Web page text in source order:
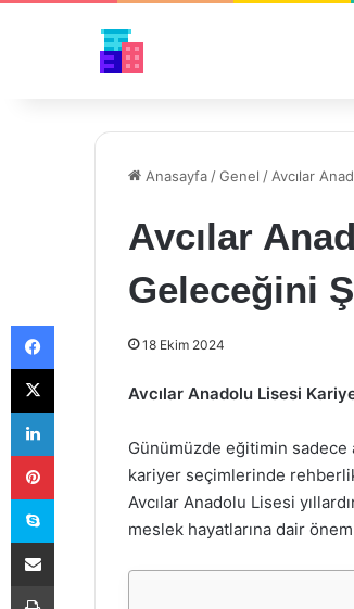
Anasayfa /Genel / Avcılar
Avcılar
Geleceğini
18 Ekim 2024
Avcılar Anadolu Lisesi
Günümüzde eğitimin sadece
kariyer seçimlerinde
Avcılar Anadolu Lisesi
meslek hayatlarına dair
Facebook
X
LinkedIn
Pinterest
Skype
E-Posta ile paylaş